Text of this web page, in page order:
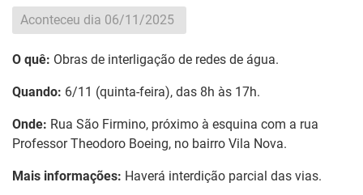
Aconteceu dia 06/11/2025
O quê: Obras de interligação de redes de água.
Quando: 6/11 (quinta-feira), das 8h às 17h.
Onde: Rua São Firmino, próximo à esquina com a rua
Professor Theodoro Boeing, no bairro Vila Nova.
Mais informações: Haverá interdição parcial das vias.